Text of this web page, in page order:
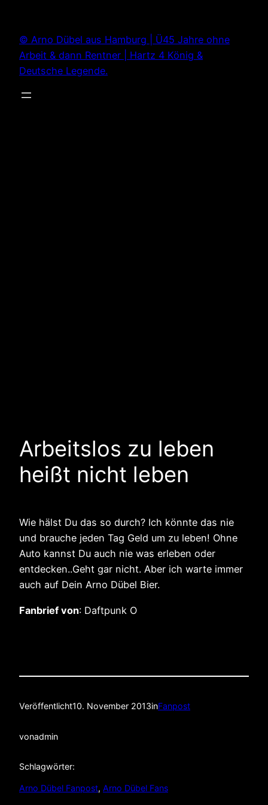
springen
© Arno Dübel aus Hamburg | Ü45 Jahre ohne
Arbeit & dann Rentner | Hartz 4 König &
Deutsche Legende.
Arbeitslos zu leben
heißt nicht leben
Wie hälst Du das so durch? Ich könnte das nie
und brauche jeden Tag Geld um zu leben! Ohne
Auto kannst Du auch nie was erleben oder
entdecken..Geht gar nicht. Aber ich warte immer
auch auf Dein Arno Dübel Bier.
Fanbrief von: Daftpunk O
Veröffentlicht10. November 2013inFanpost
vonadmin
Schlagwörter:
Arno Dübel Fanpost, Arno Dübel Fans